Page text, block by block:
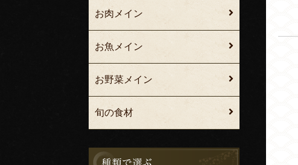
お肉メイン
お魚メイン
お野菜メイン
旬の食材